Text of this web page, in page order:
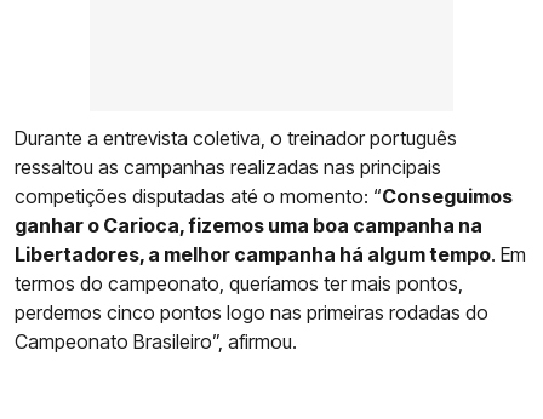
Durante a entrevista coletiva, o treinador português
ressaltou as campanhas realizadas nas principais
competições disputadas até o momento: “Conseguimos
ganhar o Carioca, fizemos uma boa campanha na
Libertadores, a melhor campanha há algum tempo. Em
termos do campeonato, queríamos ter mais pontos,
perdemos cinco pontos logo nas primeiras rodadas do
Campeonato Brasileiro”, afirmou.